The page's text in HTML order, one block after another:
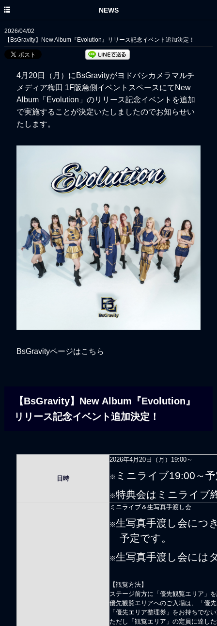
NEWS
2026/04/02
【BsGravity】New Album『Evolution』リリース記念イベント追加決定！
4月20日（月）にBsGravityがヨドバシカメラマルチ
メディア梅田 1F阪急側イベントスペースにてNew
Album「Evolution」のリリース記念イベントを追加
で実施することが決定いたしましたのでお知らせい
たします。
BsGravityページはこちら
【BsGravity】New Album『Evolution』
リリース記念イベント追加決定！
日時
2026年4月20日（月）19:00～
※ ミニライブ19:00～
※特典会はミニライブ
ミニライブ＆生写真手渡し会
※生写真手渡し会につ
予定です。
※生写真手渡し会には
【観覧方法】
ステージ前方に「優先観覧エリア」
優先観覧エリアへのご入場は、「優
「優先エリア整理券」をお持ちでな
ただし「観覧エリア」の定員に達し
NEWS
DISC
MOVIE
YouTube
ORIX BUFFALOES